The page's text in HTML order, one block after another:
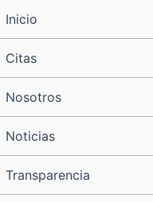
Inicio
Citas
Nosotros
Noticias
Transparencia